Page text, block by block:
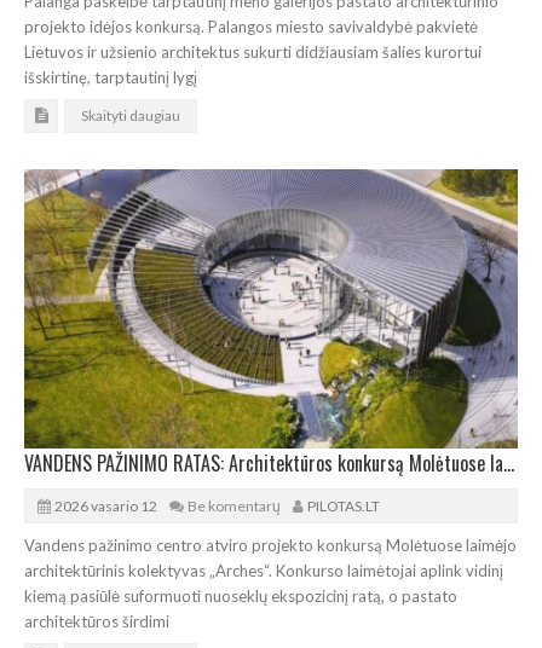
projekto idėjos konkursą. Palangos miesto savivaldybė pakvietė
Lietuvos ir užsienio architektus sukurti didžiausiam šalies kurortui
išskirtinę, tarptautinį lygį
Skaityti daugiau
VANDENS PAŽINIMO RATAS: Architektūros konkursą Molėtuose laimėjo „Arches“
2026 vasario 12 Be komentarų PILOTAS.LT
Vandens pažinimo centro atviro projekto konkursą Molėtuose laimėjo
architektūrinis kolektyvas „Arches“. Konkurso laimėtojai aplink vidinį
kiemą pasiūlė suformuoti nuoseklų ekspozicinį ratą, o pastato
architektūros širdimi